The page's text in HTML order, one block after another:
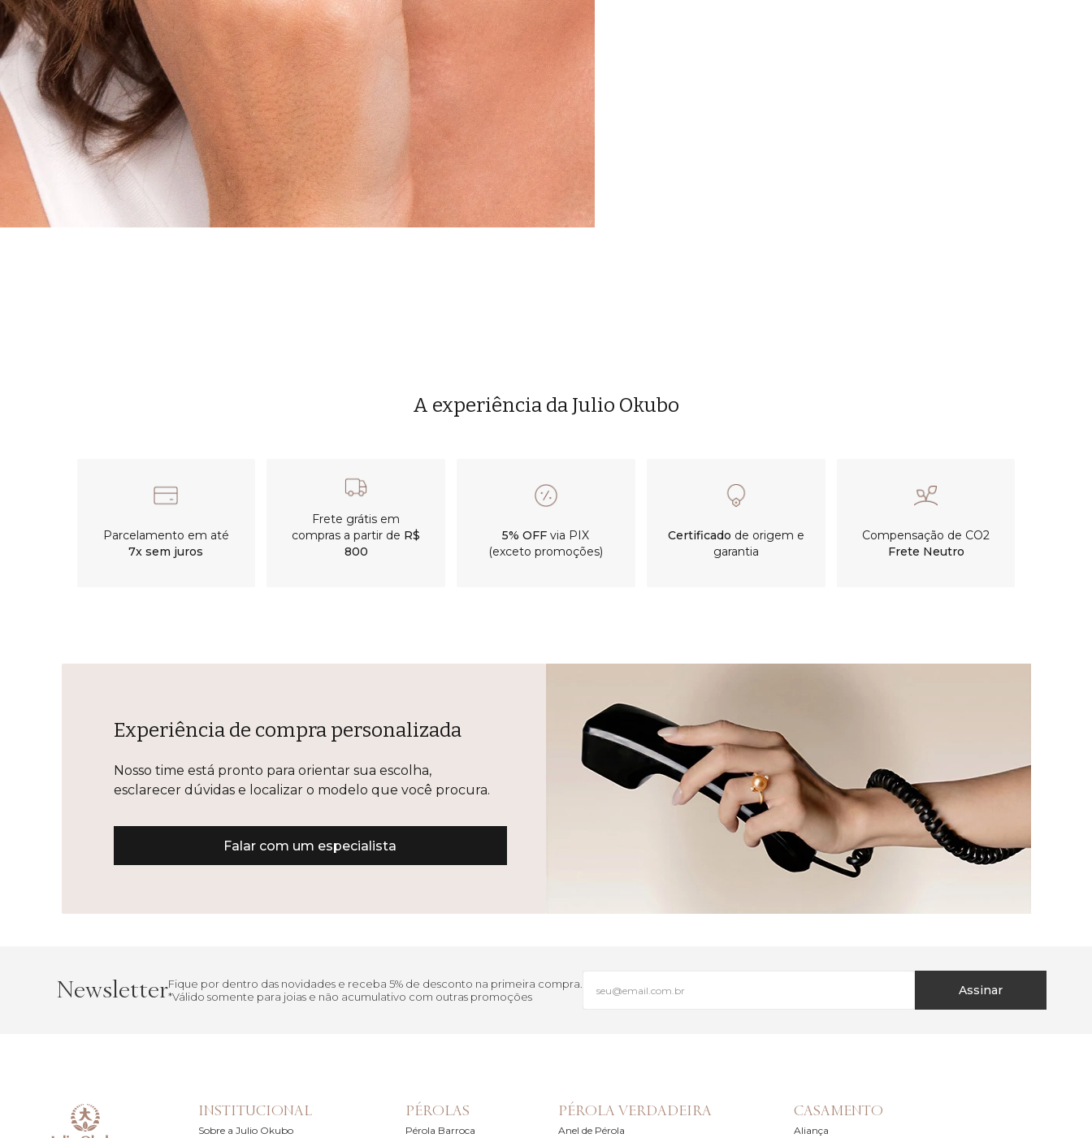
A experiência da Julio Okubo
Parcelamento em até
7x sem juros
Frete grátis em
compras a partir de R$
800
5% OFF via PIX
(exceto promoções)
Certificado de origem e
garantia
Compensação de CO2
Frete Neutro
Experiência de compra personalizada
Nosso time está pronto para orientar sua escolha,
esclarecer dúvidas e localizar o modelo que você procura.
Falar com um especialista
NewsletterFique por dentro das novidades e receba 5% de desconto na primeira compra.
*Válido somente para joias e não acumulativo com outras promoções
Assinar
INSTITUCIONAL
Sobre a Julio Okubo
PÉROLAS
Pérola Barroca
PÉROLA VERDADEIRA
Anel de Pérola
CASAMENTO
Aliança